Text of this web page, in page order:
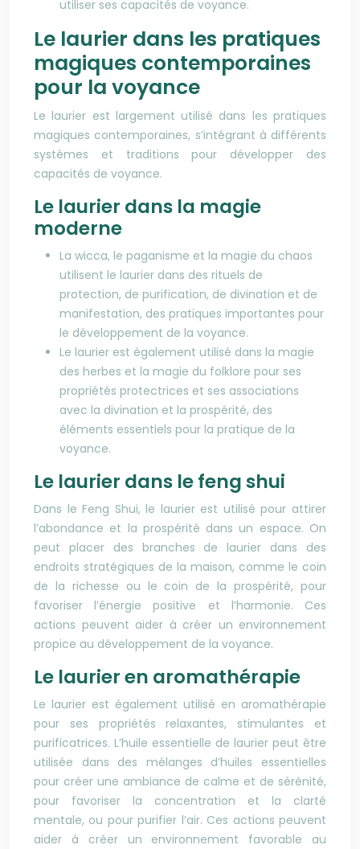
utiliser ses capacités de voyance.
Le laurier dans les pratiques
magiques contemporaines
pour la voyance
Le laurier est largement utilisé dans les pratiques
magiques contemporaines, s’intégrant à différents
systèmes et traditions pour développer des
capacités de voyance.
Le laurier dans la magie
moderne
La wicca, le paganisme et la magie du chaos
utilisent le laurier dans des rituels de
protection, de purification, de divination et de
manifestation, des pratiques importantes pour
le développement de la voyance.
Le laurier est également utilisé dans la magie
des herbes et la magie du folklore pour ses
propriétés protectrices et ses associations
avec la divination et la prospérité, des
éléments essentiels pour la pratique de la
voyance.
Le laurier dans le feng shui
Dans le Feng Shui, le laurier est utilisé pour attirer
l’abondance et la prospérité dans un espace. On
peut placer des branches de laurier dans des
endroits stratégiques de la maison, comme le coin
de la richesse ou le coin de la prospérité, pour
favoriser l’énergie positive et l’harmonie. Ces
actions peuvent aider à créer un environnement
propice au développement de la voyance.
Le laurier en aromathérapie
Le laurier est également utilisé en aromathérapie
pour ses propriétés relaxantes, stimulantes et
purificatrices. L’huile essentielle de laurier peut être
utilisée dans des mélanges d’huiles essentielles
pour créer une ambiance de calme et de sérénité,
pour favoriser la concentration et la clarté
mentale, ou pour purifier l’air. Ces actions peuvent
aider à créer un environnement favorable au